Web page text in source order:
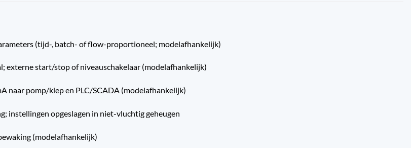
(tijd-, batch- of flow-proportioneel; modelafhankelijk)
externe start/stop of niveauschakelaar (modelafhankelijk)
naar pomp/klep en PLC/SCADA (modelafhankelijk)
instellingen opgeslagen in niet-vluchtig geheugen
(modelafhankelijk)